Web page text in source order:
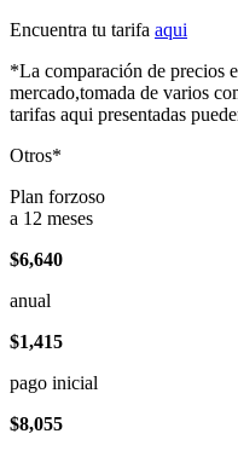
Encuentra tu tarifa aqui
*La comparación de precios
mercado,tomada de varios
tarifas aqui presentadas
Otros*
Plan forzoso
a 12 meses
$6,640
anual
$1,415
pago inicial
$8,055